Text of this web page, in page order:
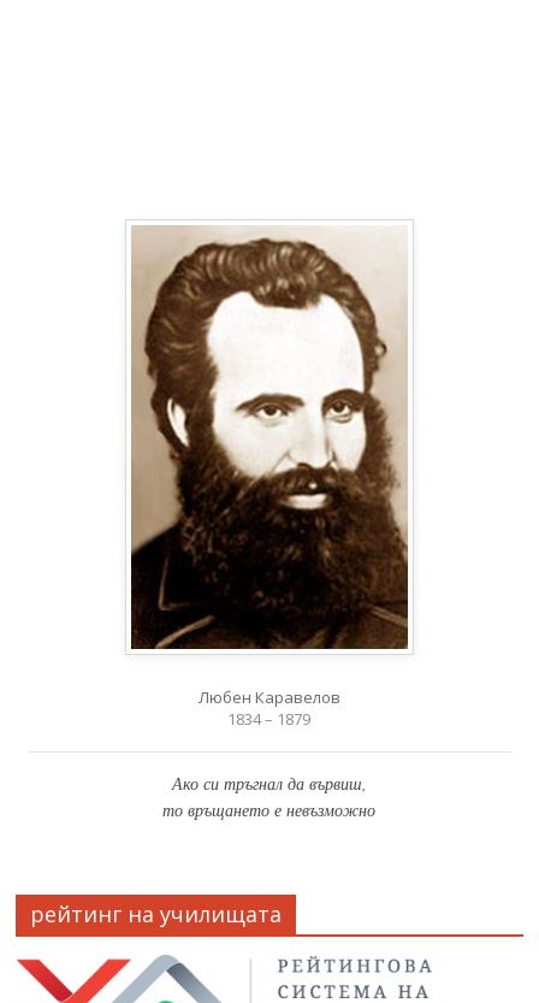
Любен Каравелов
1834 – 1879
Ако си тръгнал да вървиш,
то връщането е невъзможно
рейтинг на училищата